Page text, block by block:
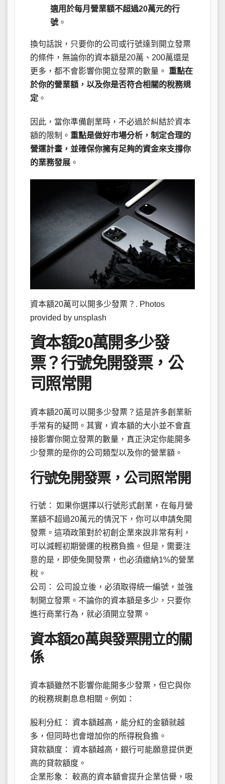
適用於每月營業額不超過20萬元的行
號 。
換句話說，只要你的公司或行號達到開立發票
的條件，無論你的資本額是20萬、200萬還是
更多，都不會影響你開立發票的數量。 重點在
於你的營業額，以及你是否符合相關的稅務規
定 。
因此，當你準備創業時，不必過於糾結於資本
額的限制。 重點是做好市場分析，制定合理的
營運計畫，並確保你擁有足夠的資金來支撐你
的業務發展 。
資本額20萬可以開多少發票？. Photos
provided by unsplash
資本額20萬開多少發
票？行號免開發票，公
司照常開
資本額20萬可以開多少發票？這是許多創業新
手常有的疑問。其實，資本額的大小並不會直
接影響你開立發票的數量，真正決定你能開多
少發票的是你的公司類型以及你的營業額。
行號免開發票，公司照常開
行號： 如果你選擇以行號形式創業，在每月營
業額不超過20萬元的情況下，你可以申請免開
發票。這項政策對於初創企業來說非常有利，
可以減輕初期營運的稅務負擔。但是，需要注
意的是，即使免開發票，也必須繳納1%的營業
稅。
公司： 公司設立後，必須取得統一編號，並強
制開立發票。不論你的資本額是多少，只要你
進行商業行為，就必須開立發票。
資本額20萬與發票開立的關
係
資本額雖然不影響你能開多少發票，但它與你
的稅務規劃息息相關。例如：
股利分紅： 資本額越高，能分紅的金額就越
多，但同時也會增加你的所得稅負擔。
貸款額度： 資本額越高，銀行可能願意提供更
高的貸款額度。
企業形象： 較高的資本額會提升企業信譽，吸